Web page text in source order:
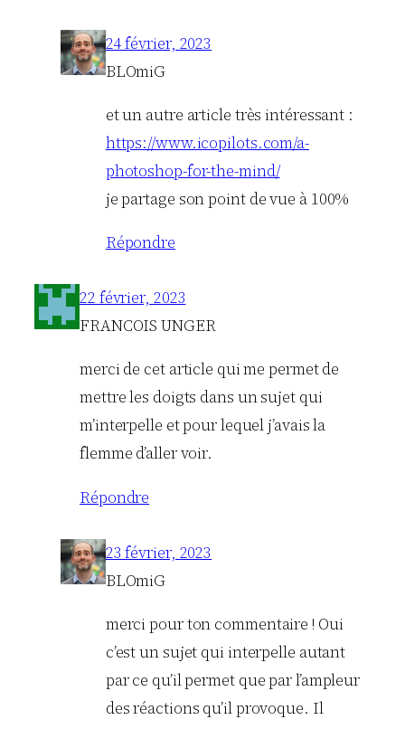
24 février, 2023
BLOmiG
et un autre article très intéressant :
https://www.icopilots.com/a-
photoshop-for-the-mind/
je partage son point de vue à 100%
Répondre
22 février, 2023
FRANCOIS UNGER
merci de cet article qui me permet de
mettre les doigts dans un sujet qui
m’interpelle et pour lequel j’avais la
flemme d’aller voir.
Répondre
23 février, 2023
BLOmiG
merci pour ton commentaire ! Oui
c’est un sujet qui interpelle autant
par ce qu’il permet que par l’ampleur
des réactions qu’il provoque. Il